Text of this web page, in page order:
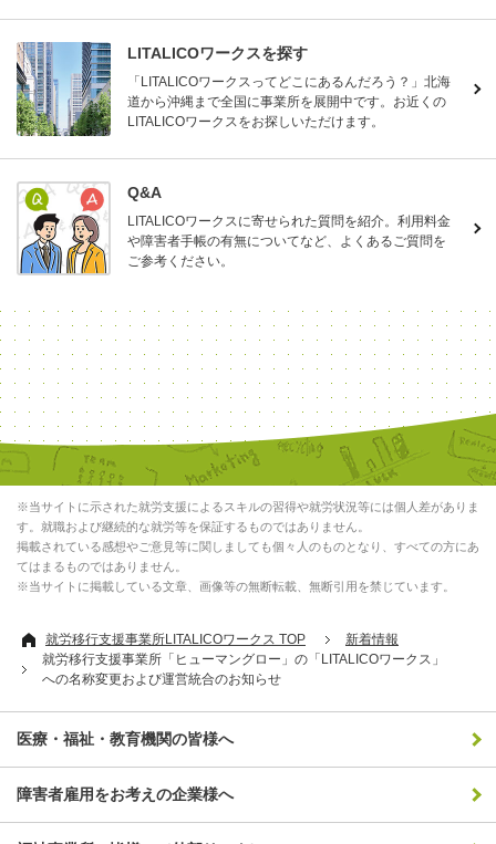
LITALICOワークスを探す
「LITALICOワークスってどこにあるんだろう？」北海
道から沖縄まで全国に事業所を展開中です。お近くの
LITALICOワークスをお探しいただけます。
Q&A
LITALICOワークスに寄せられた質問を紹介。利用料金
や障害者手帳の有無についてなど、よくあるご質問を
ご参考ください。
※当サイトに示された就労支援によるスキルの習得や就労状況等には個人差がありま
す。就職および継続的な就労等を保証するものではありません。
掲載されている感想やご意見等に関しましても個々人のものとなり、すべての方にあ
てはまるものではありません。
※当サイトに掲載している文章、画像等の無断転載、無断引用を禁じています。
就労移行支援事業所LITALICOワークス TOP
新着情報
就労移行支援事業所「ヒューマングロー」の「LITALICOワークス」
への名称変更および運営統合のお知らせ
医療・福祉・教育機関の皆様へ
障害者雇用をお考えの企業様へ